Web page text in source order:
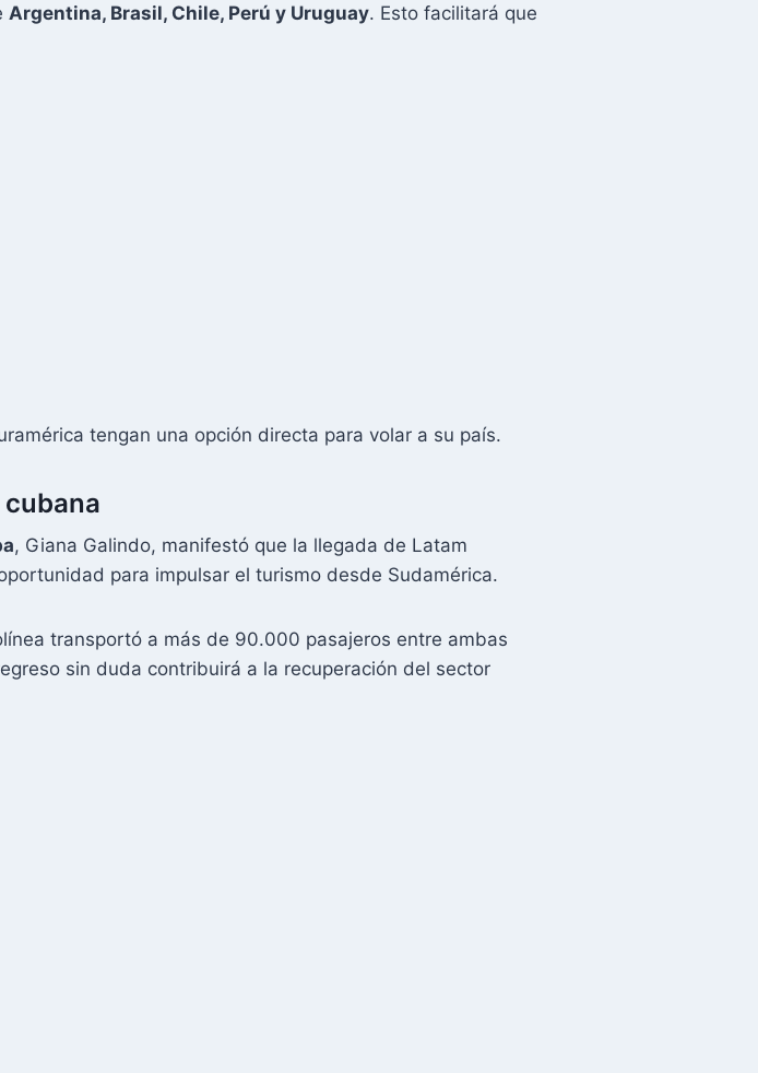
Argentina, Brasil, Chile, Perú y Uruguay. Esto facilitará que
tengan una opción directa para volar a su país.
, Giana Galindo, manifestó que la llegada de Latam
para impulsar el turismo desde Sudamérica.
transportó a más de 90.000 pasajeros entre ambas
sin duda contribuirá a la recuperación del sector